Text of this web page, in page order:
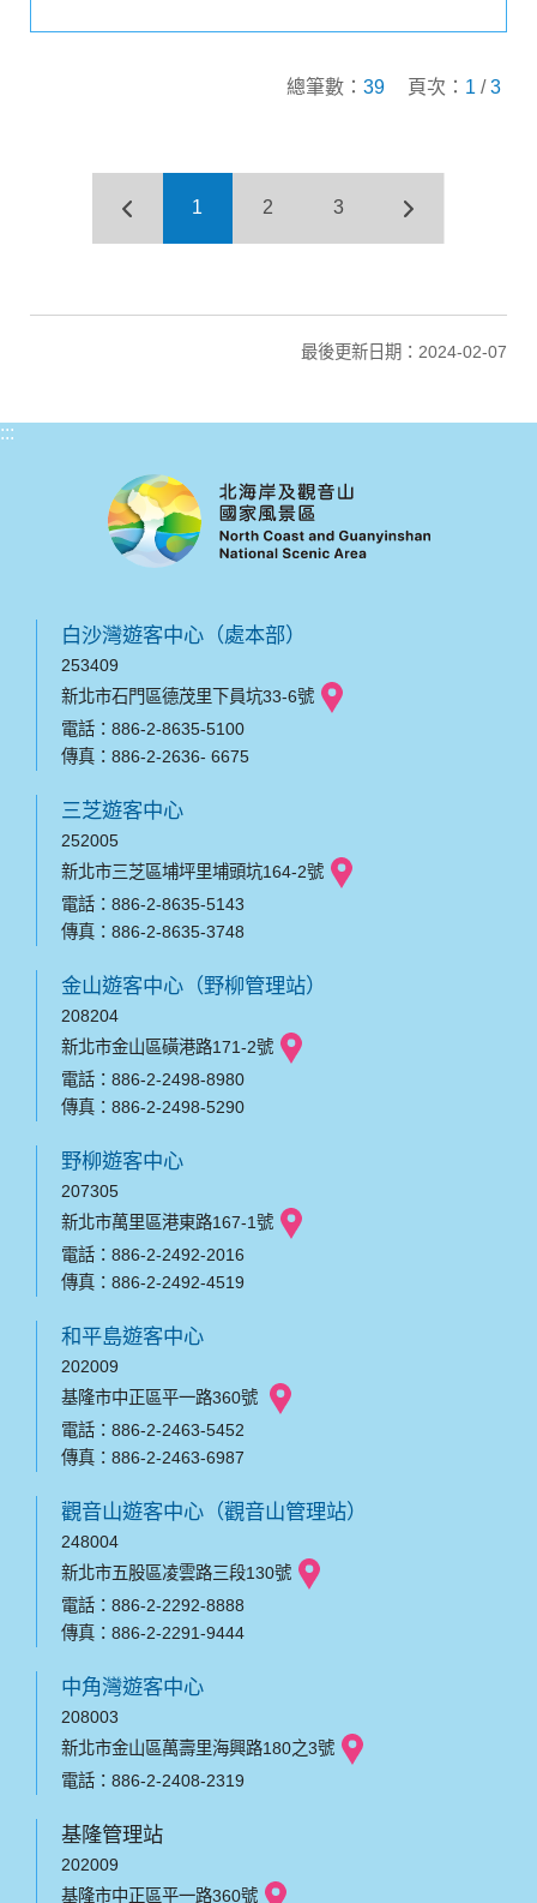
總筆數： 39 頁次： 1 /3
1 2 3
最後更新日期：2024-02-07
:::
白沙灣遊客中心（處本部）
253409
新北市石門區德茂里下員坑33-6號
電話：886-2-8635-5100
傳真：886-2-2636- 6675
三芝遊客中心
252005
新北市三芝區埔坪里埔頭坑164-2號
電話：886-2-8635-5143
傳真：886-2-8635-3748
金山遊客中心（野柳管理站）
208204
新北市金山區磺港路171-2號
電話：886-2-2498-8980
傳真：886-2-2498-5290
野柳遊客中心
207305
新北市萬里區港東路167-1號
電話：886-2-2492-2016
傳真：886-2-2492-4519
和平島遊客中心
202009
基隆市中正區平一路360號
電話：886-2-2463-5452
傳真：886-2-2463-6987
觀音山遊客中心（觀音山管理站）
248004
新北市五股區凌雲路三段130號
電話：886-2-2292-8888
傳真：886-2-2291-9444
中角灣遊客中心
208003
新北市金山區萬壽里海興路180之3號
電話：886-2-2408-2319
基隆管理站
202009
基隆市中正區平一路360號